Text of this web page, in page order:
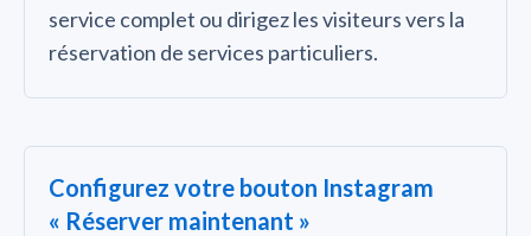
service complet ou dirigez les visiteurs vers la
réservation de services particuliers.
Configurez votre bouton Instagram
« Réserver maintenant »